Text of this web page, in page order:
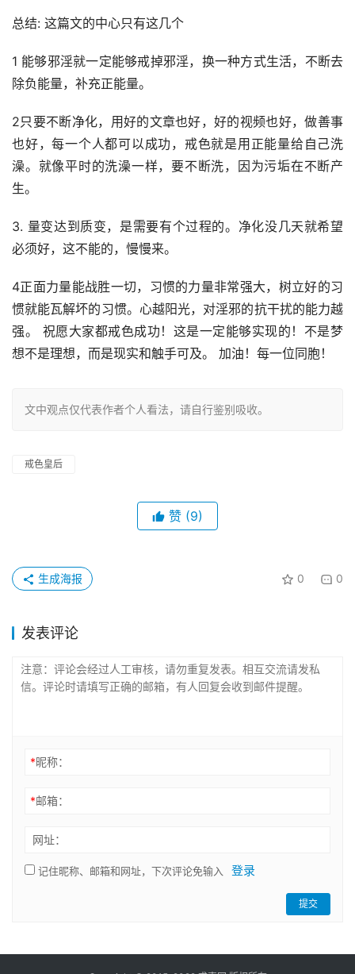
总结: 这篇文的中心只有这几个
1 能够邪淫就一定能够戒掉邪淫，换一种方式生活，不断去
除负能量，补充正能量。
2只要不断净化，用好的文章也好，好的视频也好，做善事
也好，每一个人都可以成功，戒色就是用正能量给自己洗
澡。就像平时的洗澡一样，要不断洗，因为污垢在不断产
生。
3. 量变达到质变，是需要有个过程的。净化没几天就希望
必须好，这不能的，慢慢来。
4正面力量能战胜一切，习惯的力量非常强大，树立好的习
惯就能瓦解坏的习惯。心越阳光，对淫邪的抗干扰的能力越
强。 祝愿大家都戒色成功！这是一定能够实现的！不是梦
想不是理想，而是现实和触手可及。 加油！每一位同胞！
文中观点仅代表作者个人看法，请自行鉴别吸收。
戒色皇后
赞 (9)
0 0
生成海报
发表评论
*昵称：
*邮箱：
网址：
记住昵称、邮箱和网址，下次评论免输入 登录
提交